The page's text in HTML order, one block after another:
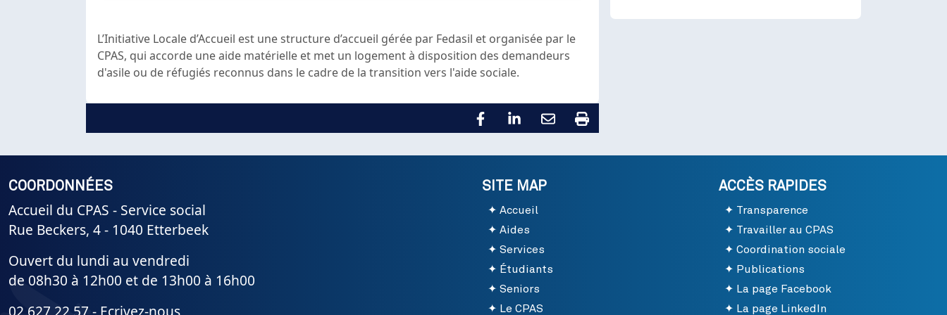
L’Initiative Locale d’Accueil est une structure d’accueil gérée par Fedasil et organisée par le
CPAS, qui accorde une aide matérielle et met un logement à disposition des demandeurs
d'asile ou de réfugiés reconnus dans le cadre de la transition vers l'aide sociale.
COORDONNÉES
Accueil du CPAS - Service social
Rue Beckers, 4 - 1040 Etterbeek
Ouvert du lundi au vendredi
de 08h30 à 12h00 et de 13h00 à 16h00
SITE MAP
Accueil
Aides
Services
Étudiants
Seniors
Le CPAS
ACCÈS RAPIDES
Transparence
Travailler au CPAS
Coordination sociale
Publications
La page Facebook
La page LinkedIn